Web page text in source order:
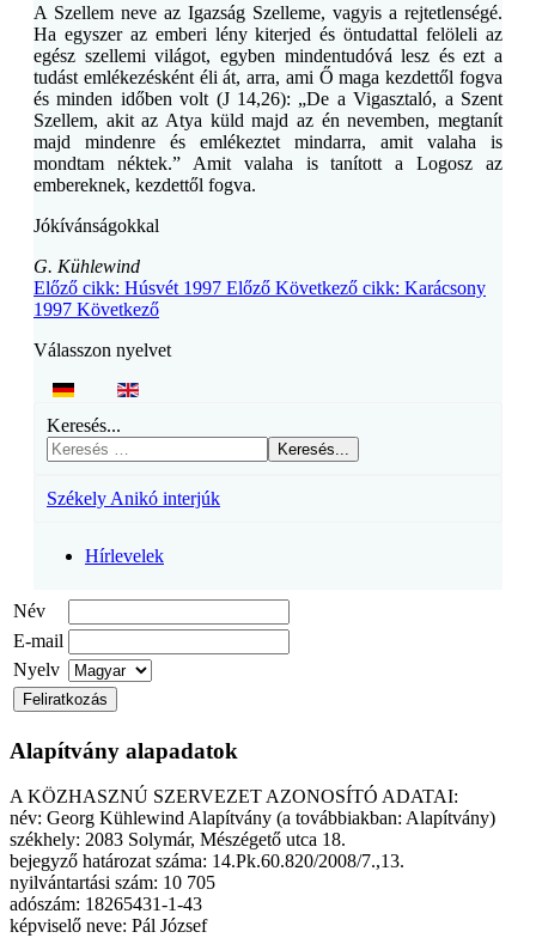
A Szellem neve az Igazság Szelleme, vagyis a rejtetlenségé.
Ha egyszer az emberi lény kiterjed és öntudattal felöleli az
egész szellemi világot, egyben mindentudóvá lesz és ezt a
tudást emlékezésként éli át, arra, ami Ő maga kezdettől fogva
és minden időben volt (J 14,26): „De a Vigasztaló, a Szent
Szellem, akit az Atya küld majd az én nevemben, megtanít
majd mindenre és emlékeztet mindarra, amit valaha is
mondtam néktek.” Amit valaha is tanított a Logosz az
embereknek, kezdettől fogva.
Jókívánságokkal
G. Kühlewind
Előző cikk: Húsvét 1997 Előző Következő cikk: Karácsony
1997 Következő
Válasszon nyelvet
Keresés...
Keresés...
Székely Anikó interjúk
Hírlevelek
Név
E-mail
Nyelv
Alapítvány alapadatok
A KÖZHASZNÚ SZERVEZET AZONOSÍTÓ ADATAI:
név: Georg Kühlewind Alapítvány (a továbbiakban: Alapítvány)
székhely: 2083 Solymár, Mészégető utca 18.
bejegyző határozat száma: 14.Pk.60.820/2008/7.,13.
nyilvántartási szám: 10 705
adószám: 18265431-1-43
képviselő neve: Pál József